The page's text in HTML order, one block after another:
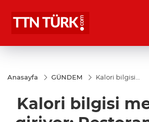
Anasayfa GÜNDEM
Kalori bilgisi
Restoranlardan
’şeffaflık ve
güven’ mesajı
Kalori bilgisi